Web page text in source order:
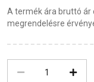
A termék ára bruttó ár
megrendelésre